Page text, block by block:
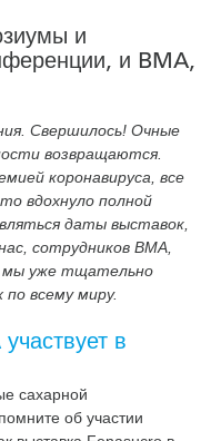
и
и BMA,
Свершилось! Очные
возвращаются.
коронавируса, все
вдохнуло полной
даты выставок,
сотрудников BMA,
мы уже тщательно
всему миру.
в
сахарной
об участии